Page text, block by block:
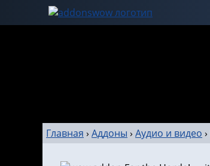
Главная › Аддоны › Аудио и видео ›